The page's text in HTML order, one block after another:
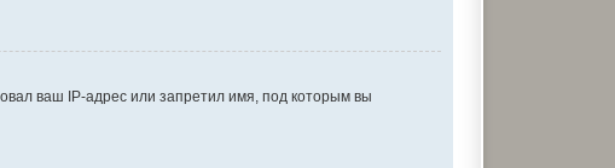
ваш IP-адрес или запретил имя, под которым вы